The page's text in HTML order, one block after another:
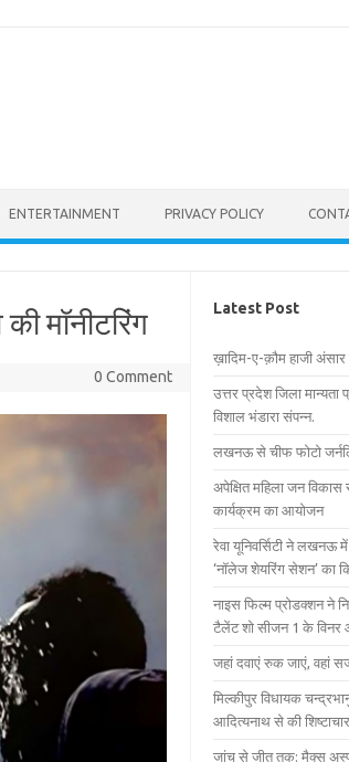
ENTERTAINMENT PRIVACY POLICY
मॉनीटरिंग
0 Comment
Latest Post
ख़ादिम-ए-क़ौम हाजी
उत्तर प्रदेश जिला मान्यता
विशाल भंडारा संपन्न.
लखनऊ से चीफ फोटो
अपेक्षित महिला जन
कार्यक्रम का आयोजन
रेवा यूनिवर्सिटी ने
‘नॉलेज शेयरिंग सेशन’ का
नाइस फिल्म प्रोडक्शन ने
टैलेंट शो सीजन 1 के विनर
जहां दवाएं रुक जाएं, वहां
मिल्कीपुर विधायक
आदित्यनाथ से की
जांच से जीत तक: मैक्स